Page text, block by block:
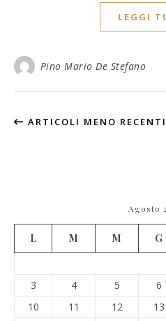
LEGGI
Pino Mario De Stefano
ARTICOLI MENO RECENTI
Agosto
L M M G
3
4 5 6
10
11 12 13